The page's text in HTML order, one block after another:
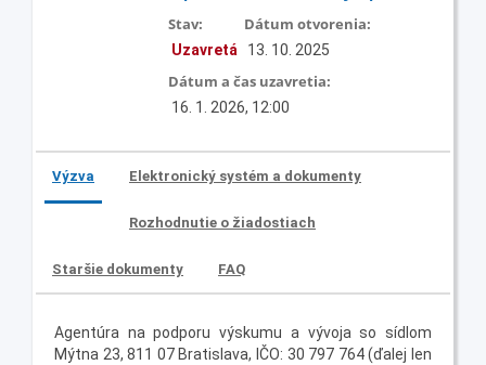
Stav:
Uzavretá
Dátum otvorenia:
13. 10. 2025
Dátum a čas uzavretia:
16. 1. 2026, 12:00
Výzva Elektronický systém a dokumenty
Rozhodnutie o žiadostiach
Staršie dokumenty FAQ
Agentúra na podporu výskumu a vývoja so sídlom
Mýtna 23, 811 07 Bratislava, IČO: 30 797 764 (ďalej len